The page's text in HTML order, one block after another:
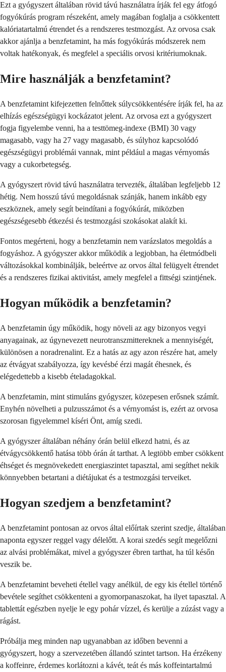
Ezt a gyógyszert általában rövid távú használatra írják fel egy átfogó
fogyókúrás program részeként, amely magában foglalja a csökkentett
kalóriatartalmú étrendet és a rendszeres testmozgást. Az orvosa csak
akkor ajánlja a benzfetamint, ha más fogyókúrás módszerek nem
voltak hatékonyak, és megfelel a speciális orvosi kritériumoknak.
Mire használják a benzfetamint?
A benzfetamint kifejezetten felnőttek súlycsökkentésére írják fel, ha az
elhízás egészségügyi kockázatot jelent. Az orvosa ezt a gyógyszert
fogja figyelembe venni, ha a testtömeg-indexe (BMI) 30 vagy
magasabb, vagy ha 27 vagy magasabb, és súlyhoz kapcsolódó
egészségügyi problémái vannak, mint például a magas vérnyomás
vagy a cukorbetegség.
A gyógyszert rövid távú használatra tervezték, általában legfeljebb 12
hétig. Nem hosszú távú megoldásnak szánják, hanem inkább egy
eszköznek, amely segít beindítani a fogyókúrát, miközben
egészségesebb étkezési és testmozgási szokásokat alakít ki.
Fontos megérteni, hogy a benzfetamin nem varázslatos megoldás a
fogyáshoz. A gyógyszer akkor működik a legjobban, ha életmódbeli
változásokkal kombinálják, beleértve az orvos által felügyelt étrendet
és a rendszeres fizikai aktivitást, amely megfelel a fittségi szintjének.
Hogyan működik a benzfetamin?
A benzfetamin úgy működik, hogy növeli az agy bizonyos vegyi
anyagainak, az úgynevezett neurotranszmittereknek a mennyiségét,
különösen a noradrenalint. Ez a hatás az agy azon részére hat, amely
az étvágyat szabályozza, így kevésbé érzi magát éhesnek, és
elégedettebb a kisebb ételadagokkal.
A benzfetamin, mint stimuláns gyógyszer, közepesen erősnek számít.
Enyhén növelheti a pulzusszámot és a vérnyomást is, ezért az orvosa
szorosan figyelemmel kíséri Önt, amíg szedi.
A gyógyszer általában néhány órán belül elkezd hatni, és az
étvágycsökkentő hatása több órán át tarthat. A legtöbb ember csökkent
éhséget és megnövekedett energiaszintet tapasztal, ami segíthet nekik
könnyebben betartani a diétájukat és a testmozgási terveiket.
Hogyan szedjem a benzfetamint?
A benzfetamint pontosan az orvos által előírtak szerint szedje, általában
naponta egyszer reggel vagy délelőtt. A korai szedés segít megelőzni
az alvási problémákat, mivel a gyógyszer ébren tarthat, ha túl későn
veszik be.
A benzfetamint beveheti étellel vagy anélkül, de egy kis étellel történő
bevétele segíthet csökkenteni a gyomorpanaszokat, ha ilyet tapasztal. A
tablettát egészben nyelje le egy pohár vízzel, és kerülje a zúzást vagy a
rágást.
Próbálja meg minden nap ugyanabban az időben bevenni a
gyógyszert, hogy a szervezetében állandó szintet tartson. Ha érzékeny
a koffeinre, érdemes korlátozni a kávét, teát és más koffeintartalmú